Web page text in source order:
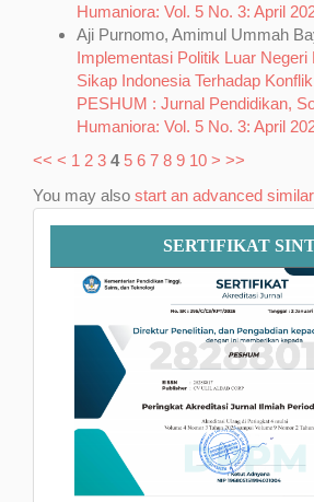
Humaniora: Vol. 5 No. 3: April
Aji Purnomo, Amimul Ummah
Implementasi Politik Luar Negeri
Sikap Indonesia Terhadap
PESHUM : Jurnal Pendidikan,
Humaniora: Vol. 5 No. 3: April
<< < 1 2 3 4 5 6 7 8 9 10 > >>
You may also start an advanced
Sertifikat
SINTA
SERTIFIKAT